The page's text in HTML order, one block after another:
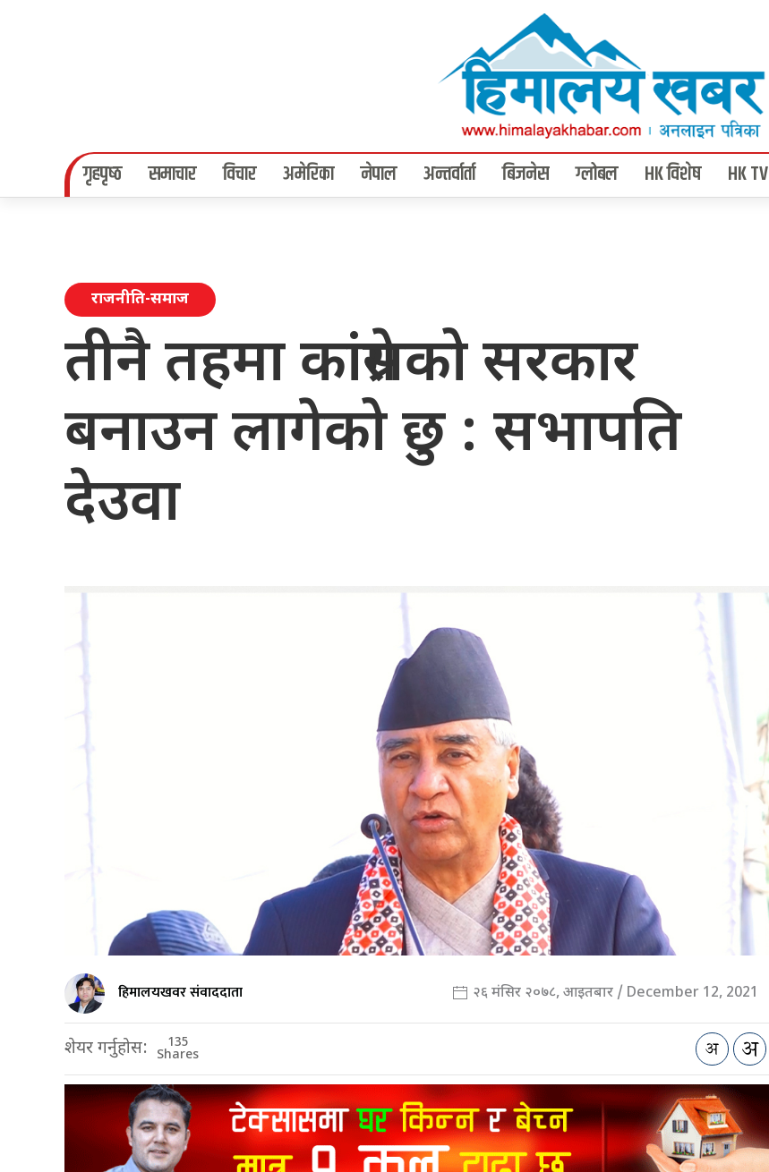
गृहपृष्‍ठ समाचार विचार अमेरिका नेपाल अन्तर्वार्ता बिजनेस ग्लोबल HK विशेष HK TV
राजनीति-समाज
तीनै तहमा कांग्रेसको सरकार
बनाउन लागेको छु : सभापति
देउवा
हिमालयखवर संवाददाता २६ मंसिर २०७८, आइतबार / December 12, 2021
शेयर गर्नुहोस: 135
Shares